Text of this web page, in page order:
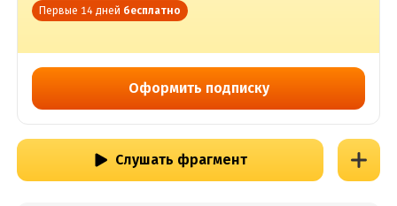
Первые 14 дней бесплатно
Оформить подписку
Слушать фрагмент